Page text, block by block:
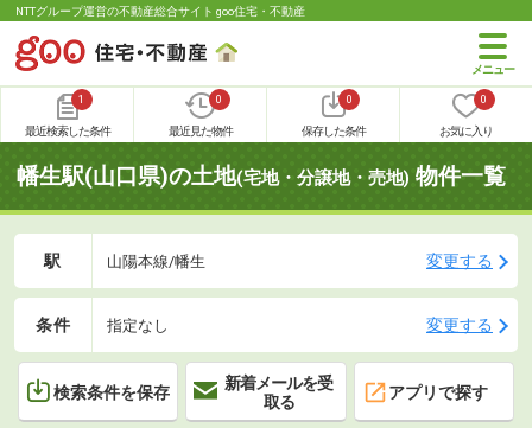
NTTグループ運営の不動産総合サイト goo住宅・不動産
1
最近検索した条件
0
最近見た物件
0
保存した条件
0
お気に入り
幡生駅(山口県)の土地(宅地・分譲地・売地) 物件一覧
駅 山陽本線/幡生 変更する
条件 指定なし 変更する
検索条件を保存
新着メールを受
取る
アプリで探す